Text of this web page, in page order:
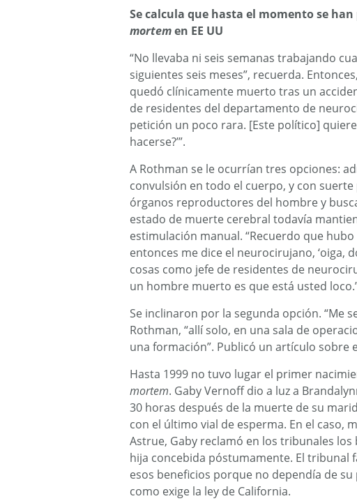
Se calcula que hasta el momento se
mortemen EE UU
“No llevaba ni seis semanas trabajando
siguientes seis meses”, recuerda.
quedó clínicamente muerto tras un
de residentes del departamento de
petición un poco rara. [Este político]
hacerse?’”.
A Rothman se le ocurrían tres opciones:
convulsión en todo el cuerpo, y con
órganos reproductores del hombre y
estado de muerte cerebral todavía
estimulación manual. “Recuerdo que
entonces me dice el neurocirujano, ‘oiga,
cosas como jefe de residentes de
un hombre muerto es que está usted
Se inclinaron por la segunda opción. “Me
Rothman, “allí solo, en una sala de
una formación”. Publicó un artículo sobre
Hasta 1999 no tuvo lugar el primer
mortem. Gaby Vernoff dio a luz a
30 horas después de la muerte de su
con el último vial de esperma. En el caso,
Astrue, Gaby reclamó en los tribunales
hija concebida póstumamente. El tribunal
esos beneficios porque no dependía de
como exige la ley de California.